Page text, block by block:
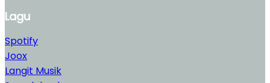
Lagu
Spotify
Joox
Langit Musik